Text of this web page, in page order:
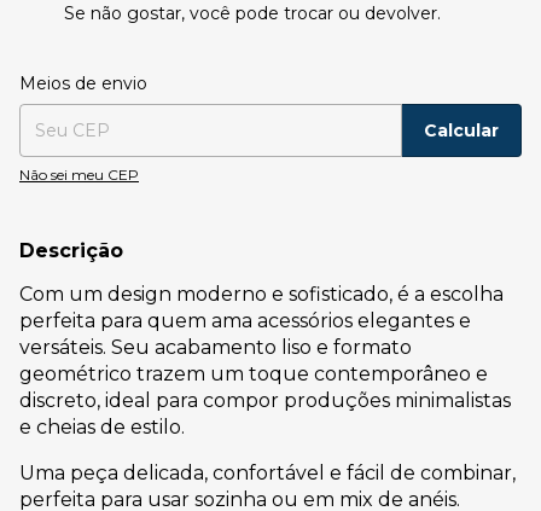
Se não gostar, você pode trocar ou devolver.
Entregas para o CEP:
Meios de envio
Calcular
Não sei meu CEP
Descrição
Com um design moderno e sofisticado, é a escolha
perfeita para quem ama acessórios elegantes e
versáteis. Seu acabamento liso e formato
geométrico trazem um toque contemporâneo e
discreto, ideal para compor produções minimalistas
e cheias de estilo.
Uma peça delicada, confortável e fácil de combinar,
perfeita para usar sozinha ou em mix de anéis.